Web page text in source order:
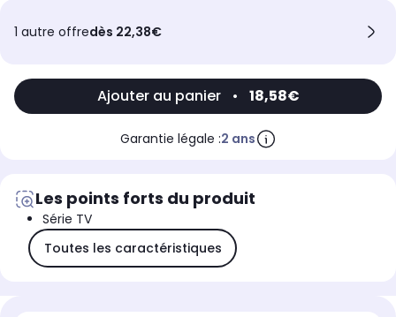
1 autre offredès 22,38€
Ajouter au panier • 18,58€
Garantie légale :2 ans
Les points forts du produit
Série TV
Toutes les caractéristiques